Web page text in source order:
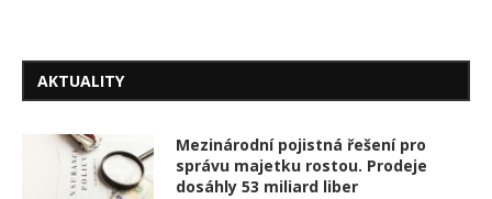
AKTUALITY
Mezinárodní pojistná řešení pro
správu majetku rostou. Prodeje
dosáhly 53 miliard liber